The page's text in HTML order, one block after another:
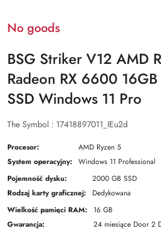
No goods
BSG Striker V12 AMD
Radeon RX 6600
SSD Windows 11 Pro
The Symbol : 17418897011_IEu2d
Procesor:
AMD Ryzen 5
System operacyjny:
Windows 11 Professional
Pojemność dysku:
2000 GB SSD
Rodzaj karty graficznej:
Dedykowana
Wielkość pamięci RAM:
16 GB
Gwarancja:
24 miesiące Door 2